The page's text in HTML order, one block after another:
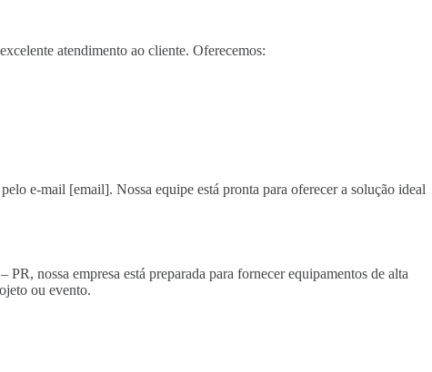
atendimento ao cliente. Oferecemos:
e-mail [email]. Nossa equipe está pronta para oferecer a solução ideal
nossa empresa está preparada para fornecer equipamentos de alta
ou evento.